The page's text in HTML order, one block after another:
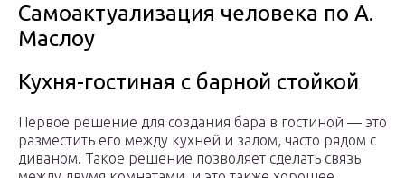
Самоактуализация человека по А.
Маслоу
Кухня-гостиная с барной стойкой
Первое решение для создания бара в гостиной — это
разместить его между кухней и залом, часто рядом с
диваном. Такое решение позволяет сделать связь